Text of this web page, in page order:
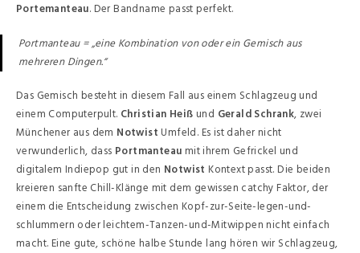
Portemanteau. Der Bandname passt perfekt.
Portmanteau = „eine Kombination von oder ein Gemisch aus
mehreren Dingen.“
Das Gemisch besteht in diesem Fall aus einem Schlagzeug und
einem Computerpult. Christian Heiß und Gerald Schrank, zwei
Münchener aus dem Notwist Umfeld. Es ist daher nicht
verwunderlich, dass Portmanteau mit ihrem Gefrickel und
digitalem Indiepop gut in den Notwist Kontext passt. Die beiden
kreieren sanfte Chill-Klänge mit dem gewissen catchy Faktor, der
einem die Entscheidung zwischen Kopf-zur-Seite-legen-und-
schlummern oder leichtem-Tanzen-und-Mitwippen nicht einfach
macht. Eine gute, schöne halbe Stunde lang hören wir Schlagzeug,